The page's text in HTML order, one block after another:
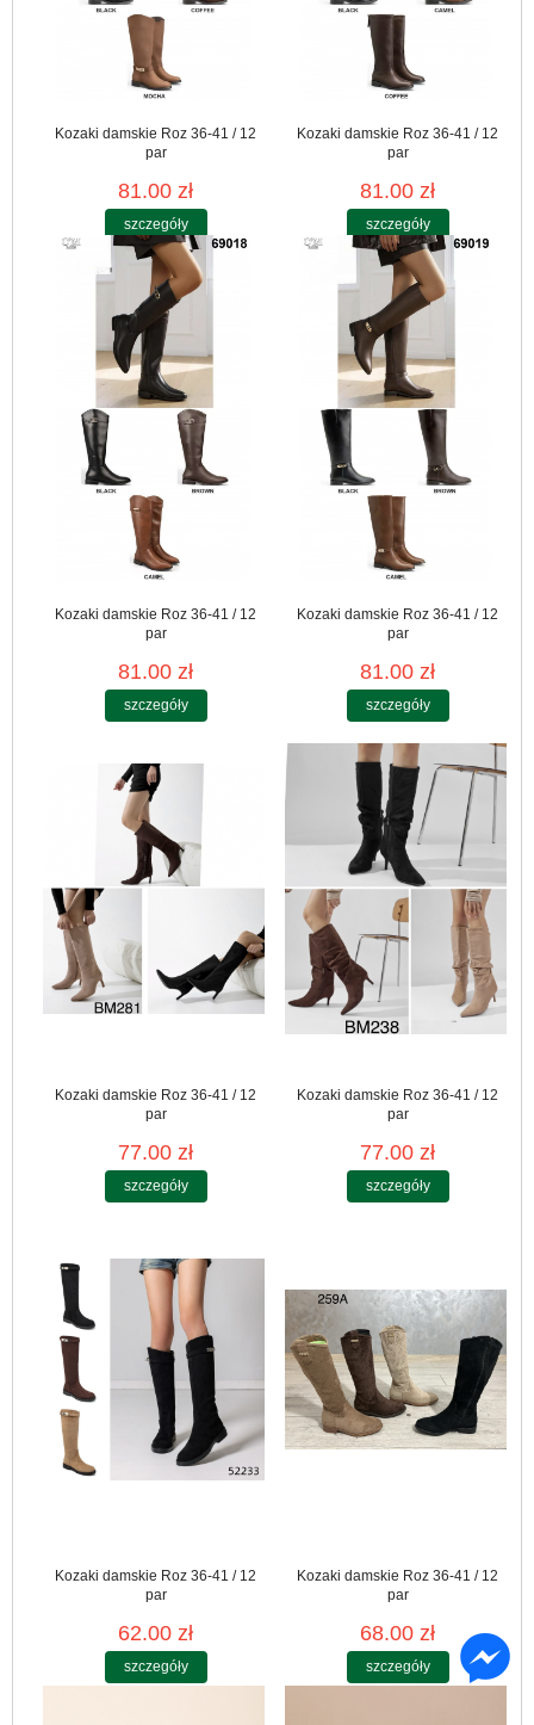
Kozaki damskie Roz 36-41 / 12
par
81.00 zł
szczegóły
Kozaki damskie Roz 36-41 / 12
par
81.00 zł
szczegóły
Kozaki damskie Roz 36-41 / 12
par
81.00 zł
szczegóły
Kozaki damskie Roz 36-41 / 12
par
81.00 zł
szczegóły
Kozaki damskie Roz 36-41 / 12
par
77.00 zł
szczegóły
Kozaki damskie Roz 36-41 / 12
par
77.00 zł
szczegóły
Kozaki damskie Roz 36-41 / 12
par
62.00 zł
szczegóły
Kozaki damskie Roz 36-41 / 12
par
68.00 zł
szczegóły